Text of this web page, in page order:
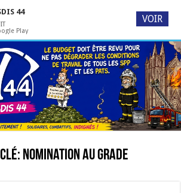
nomination au grade
44
Play
VOIR